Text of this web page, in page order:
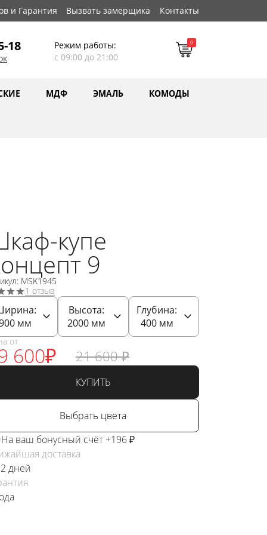
и Гарантия Вызвать замерщика Контакты
18
Режим работы:
с 09:00 до 21:00
0
МДФ ЭМАЛЬ КОМОДЫ
купе
9
MSK1945
1 отзыв
мм
Высота:
2000мм
Глубина:
400мм
от
600₽ 21 600 ₽
КУПИТЬ
Выбрать цвета
На ваш бонусный счёт +196 ₽
доставка
дней